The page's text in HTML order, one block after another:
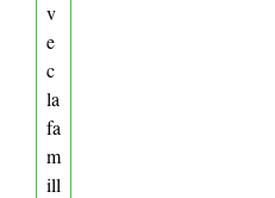
v
e
c
la
fa
m
ill